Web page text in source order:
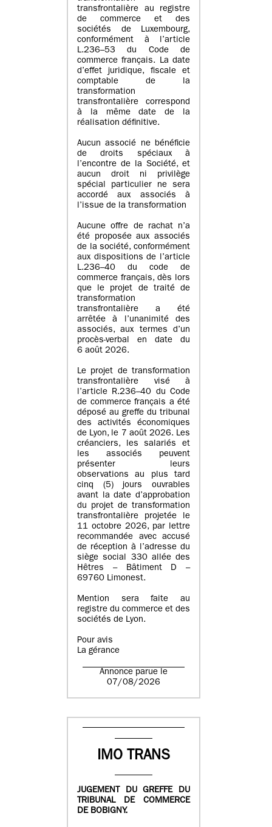
transfrontalière au registre
de commerce et des
sociétés de Luxembourg,
conformément à l’article
L.236–53 du Code de
commerce français. La date
d’effet juridique, fiscale et
comptable de la
transformation
transfrontalière correspond
à la même date de la
réalisation définitive.
Aucun associé ne bénéficie
de droits spéciaux à
l’encontre de la Société, et
aucun droit ni privilège
spécial particulier ne sera
accordé aux associés à
l’issue de la transformation
Aucune offre de rachat n’a
été proposée aux associés
de la société, conformément
aux dispositions de l’article
L.236–40 du code de
commerce français, dès lors
que le projet de traité de
transformation
transfrontalière a été
arrêtée à l’unanimité des
associés, aux termes d’un
procès-verbal en date du
6 août 2026.
Le projet de transformation
transfrontalière visé à
l’article R.236–40 du Code
de commerce français a été
déposé au greffe du tribunal
des activités économiques
de Lyon, le 7 août 2026. Les
créanciers, les salariés et
les associés peuvent
présenter leurs
observations au plus tard
cinq (5) jours ouvrables
avant la date d’approbation
du projet de transformation
transfrontalière projetée le
11 octobre 2026, par lettre
recommandée avec accusé
de réception à l’adresse du
siège social 330 allée des
Hêtres – Bâtiment D –
69760 Limonest.
Mention sera faite au
registre du commerce et des
sociétés de Lyon.
Pour avis
La gérance
Annonce parue le
07/08/2026
IMO TRANS
JUGEMENT DU GREFFE DU
TRIBUNAL DE COMMERCE
DE BOBIGNY.